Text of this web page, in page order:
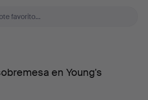
en Young's